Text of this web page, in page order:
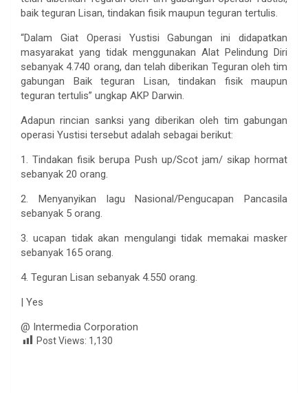
baik teguran Lisan, tindakan fisik maupun teguran tertulis.
“Dalam Giat Operasi Yustisi Gabungan ini didapatkan
masyarakat yang tidak menggunakan Alat Pelindung Diri
sebanyak 4.740 orang, dan telah diberikan Teguran oleh tim
gabungan Baik teguran Lisan, tindakan fisik maupun
teguran tertulis” ungkap AKP Darwin.
Adapun rincian sanksi yang diberikan oleh tim gabungan
operasi Yustisi tersebut adalah sebagai berikut:
1. Tindakan fisik berupa Push up/Scot jam/ sikap hormat
sebanyak 20 orang.
2. Menyanyikan lagu Nasional/Pengucapan Pancasila
sebanyak 5 orang.
3. ucapan tidak akan mengulangi tidak memakai masker
sebanyak 165 orang.
4. Teguran Lisan sebanyak 4.550 orang.
| Yes
@ Intermedia Corporation
Post Views: 1,130